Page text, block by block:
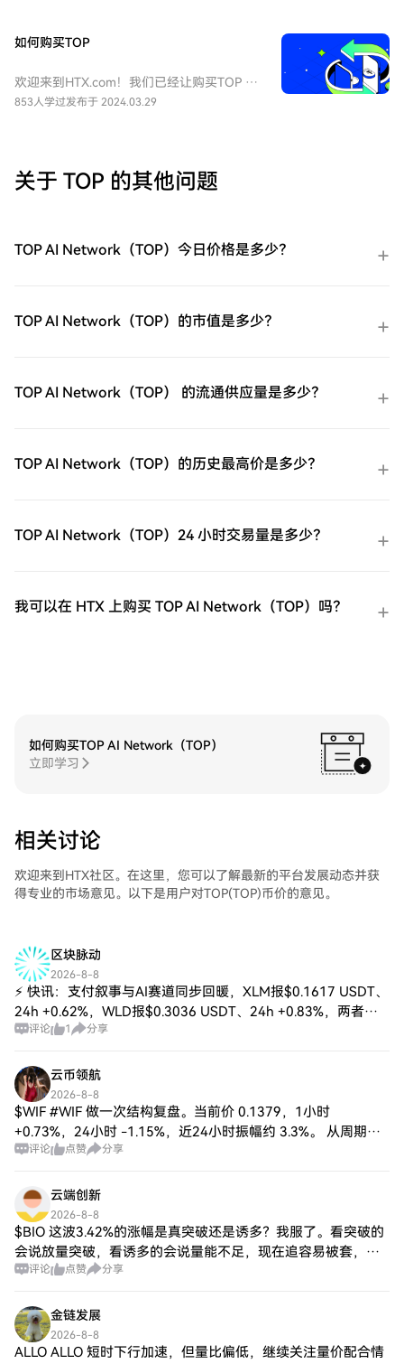
如何购买TOP
欢迎来到HTX.com！我们已经让购买TOP AI
Network（TOP）变得简单而便捷。跟随我
上。体验无忧的注册过程并解锁所有平台功
能。立即注册第二步：前往买币页面，选择
Network（TOP）。余额购买：使用您HTX账
HTX平台上直接与其他用户交易。HTX场外
Network（TOP）后，将其存储在您的HTX账
HTX的现货市场轻松交易TOP AI
用户体验。
853人学过发布于 2024.03.29
关于 TOP 的其他问题
TOP AI Network（TOP）今日价格是多少？
TOP AI Network（TOP）的市值是多少？
TOP AI Network（TOP） 的流通供应量是多少？
TOP AI Network（TOP）的历史最高价是多少？
TOP AI Network（TOP）24 小时交易量是多少？
我可以在 HTX 上购买 TOP AI Network（TOP）吗？
如何购买TOP AI Network（TOP）
立即学习
相关讨论
欢迎来到HTX社区。在这里，您可以了解最新的平台发展动态并获
得专业的市场意见。以下是用户对TOP(TOP)币价的意见。
区块脉动
2026-8-8
⚡ 快讯：支付叙事与AI赛道同步回暖，XLM报$0.1617 USDT、
24h +0.62%，WLD报$0.3036 USDT、24h +0.83%，两者均
守在日内开盘上方，盘面呈现温和偏强格局。 🎯
评论 1 分享
云币领航
2026-8-8
$WIF #WIF 做一次结构复盘。当前价 0.1379，1小时
+0.73%，24小时 -1.15%，近24小时振幅约 3.3%。 从周期配
合看，24小时为 -1.15%，1小时回到 +0.73%，
评论 点赞 分享
云端创新
2026-8-8
$BIO 这波3.42%的涨幅是真突破还是诱多？我服了。看突破的
会说放量突破，看诱多的会说量能不足，现在追容易被套，等
回调又怕踏空。大伙儿啥看法？ $BIO #熊市 #永续合约 #合约
评论 点赞 分享
金链发展
2026-8-8
ALLO ALLO 短时下行加速，但量比偏低，继续关注量价配合情